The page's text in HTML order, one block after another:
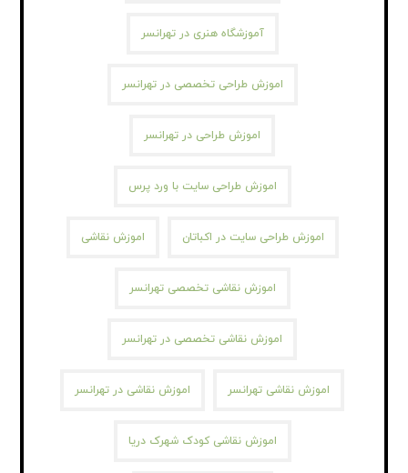
آموزشگاه هنری در تهرانسر
اموزش طراحی تخصصی در تهرانسر
اموزش طراحی در تهرانسر
اموزش طراحی سایت با ورد پرس
اموزش طراحی سایت در اکباتان اموزش نقاشی
اموزش نقاشی تخصصی تهرانسر
اموزش نقاشی تخصصی در تهرانسر
اموزش نقاشی تهرانسر اموزش نقاشی در تهرانسر
اموزش نقاشی کودک شهرک دریا